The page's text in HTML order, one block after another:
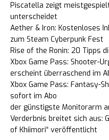
Piscatella zeigt
unterscheidet
Aether & Iron: Kostenloses
zum Steam Cyberpunk Fest
Rise of the Ronin: 20 Tipps
Xbox Game Pass: Shooter-
erscheint überraschend im
Xbox Game Pass: Fantasy-
sofort im Abo
der günstigste Monitorarm
Verderbnis breitet sich aus:
of Khiimori“ veröffentlicht